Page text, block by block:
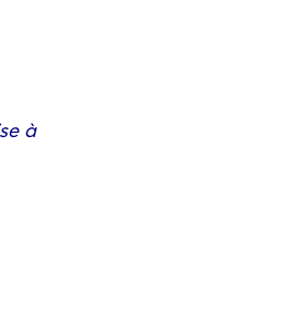
à